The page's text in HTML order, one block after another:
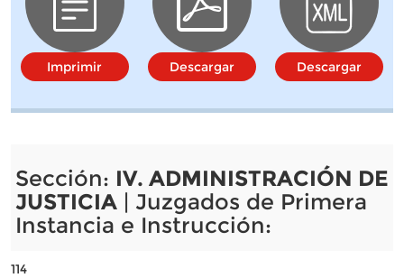
Imprimir Descargar Descargar
Sección: IV. ADMINISTRACIÓN DE
JUSTICIA| Juzgados de Primera
Instancia e Instrucción:
114